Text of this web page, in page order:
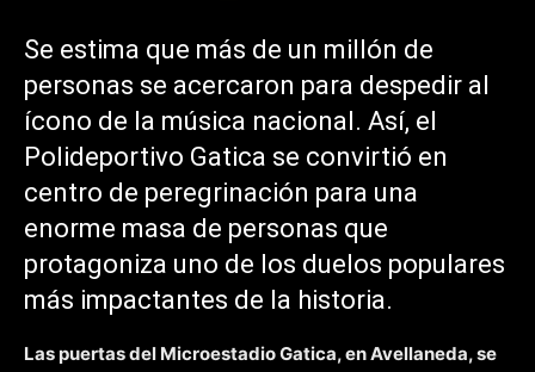
Se estima que más de un millón de
personas se acercaron para despedir al
ícono de la música nacional. Así, el
Polideportivo Gatica se convirtió en
centro de peregrinación para una
enorme masa de personas que
protagoniza uno de los duelos populares
más impactantes de la historia.
Las puertas del Microestadio Gatica, en Avellaneda, se